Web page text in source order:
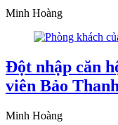
Minh Hoàng
Đột nhập căn
viên Bảo Thanh
Minh Hoàng